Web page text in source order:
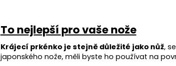
To nejlepší pro vaše nože
Krájecí prkénko je stejně důležité jako nůž,
japonského nože, měli byste ho používat na